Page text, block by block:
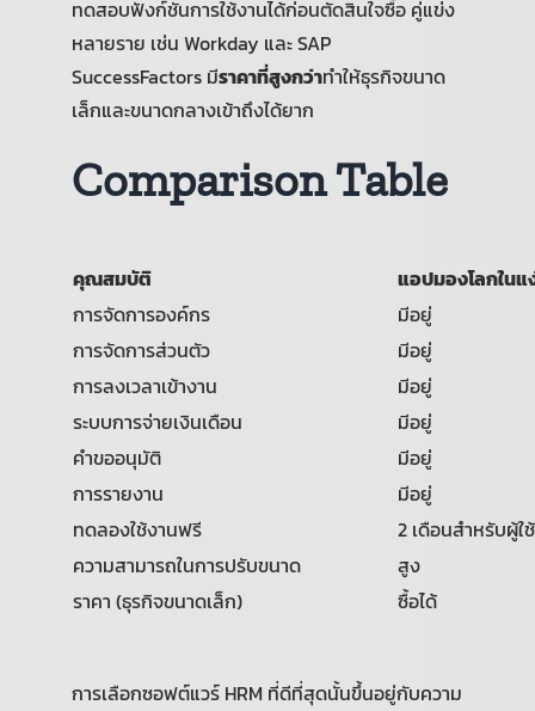
ทดสอบฟังก์ชันการใช้งานได้ก่อนตัดสินใจซื้อ คู่แข่ง
หลายราย เช่น Workday และ SAP
SuccessFactors มีราคาที่สูงกว่าทำให้ธุรกิจขนาด
เล็กและขนาดกลางเข้าถึงได้ยาก
Comparison Table
คุณสมบัติ
แอปมองโลกในแ
การจัดการองค์กร
มีอยู่
การจัดการส่วนตัว
มีอยู่
การลงเวลาเข้างาน
มีอยู่
ระบบการจ่ายเงินเดือน
มีอยู่
คำขออนุมัติ
มีอยู่
การรายงาน
มีอยู่
ทดลองใช้งานฟรี
2 เดือนสำหรับผู้ใ
ความสามารถในการปรับขนาด
สูง
ราคา (ธุรกิจขนาดเล็ก)
ซื้อได้
การเลือกซอฟต์แวร์ HRM ที่ดีที่สุดนั้นขึ้นอยู่กับความ